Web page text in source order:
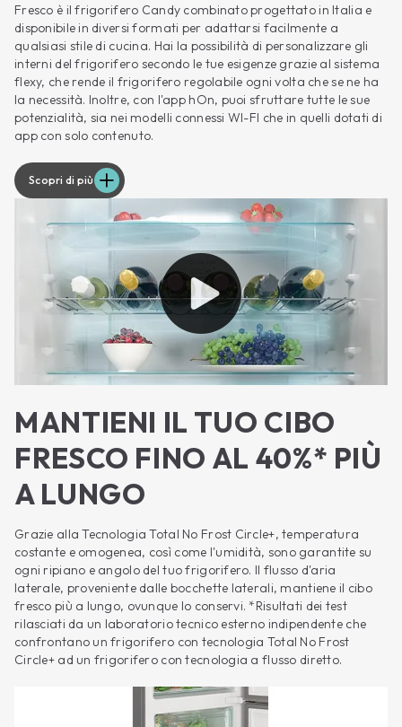
Fresco è il frigorifero Candy combinato progettato in Italia e
disponibile in diversi formati per adattarsi facilmente a
qualsiasi stile di cucina. Hai la possibilità di personalizzare gli
interni del frigorifero secondo le tue esigenze grazie al sistema
flexy, che rende il frigorifero regolabile ogni volta che se ne ha
la necessità. Inoltre, con l'app hOn, puoi sfruttare tutte le sue
potenzialità, sia nei modelli connessi WI-FI che in quelli dotati di
app con solo contenuto.
Scopri di più
MANTIENI IL TUO CIBO
FRESCO FINO AL 40%* PIÙ
A LUNGO
Grazie alla Tecnologia Total No Frost Circle+, temperatura
costante e omogenea, così come l'umidità, sono garantite su
ogni ripiano e angolo del tuo frigorifero. Il flusso d'aria
laterale, proveniente dalle bocchette laterali, mantiene il cibo
fresco più a lungo, ovunque lo conservi. *Risultati dei test
rilasciati da un laboratorio tecnico esterno indipendente che
confrontano un frigorifero con tecnologia Total No Frost
Circle+ ad un frigorifero con tecnologia a flusso diretto.